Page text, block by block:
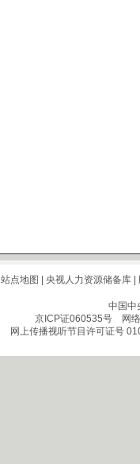
站点地图 央视人力资源储备库|
中国中
京ICP证060535号网络
网上传播视听节目许可证号